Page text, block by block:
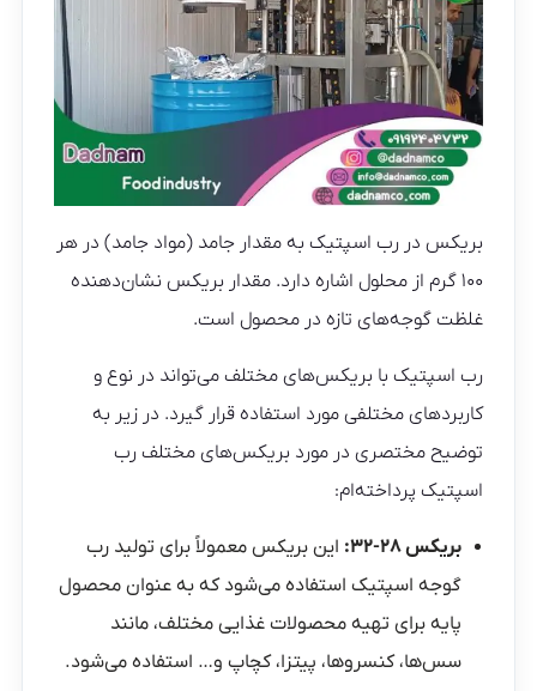
بریکس در رب اسپتیک به مقدار جامد (مواد جامد) در هر
۱۰۰ گرم از محلول اشاره دارد. مقدار بریکس نشان‌دهنده
غلظت گوجه‌های تازه در محصول است.
رب اسپتیک با بریکس‌های مختلف می‌تواند در نوع و
کاربردهای مختلفی مورد استفاده قرار گیرد. در زیر به
توضیح مختصری در مورد بریکس‌های مختلف رب
اسپتیک پرداخته‌ام:
بریکس ۲۸-۳۲:
این بریکس معمولاً برای تولید رب
گوجه اسپتیک استفاده می‌شود که به عنوان محصول
پایه برای تهیه محصولات غذایی مختلف، مانند
سس‌ها، کنسروها، پیتزا، کچاپ و… استفاده می‌شود.